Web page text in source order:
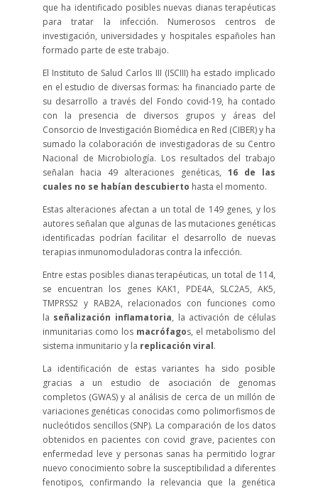
que ha identificado posibles nuevas dianas terapéuticas
para tratar la infección. Numerosos centros de
investigación, universidades y hospitales españoles han
formado parte de este trabajo.
El Instituto de Salud Carlos III (ISCIII) ha estado implicado
en el estudio de diversas formas: ha financiado parte de
su desarrollo a través del Fondo covid-19, ha contado
con la presencia de diversos grupos y áreas del
Consorcio de Investigación Biomédica en Red (CIBER) y ha
sumado la colaboración de investigadoras de su Centro
Nacional de Microbiología. Los resultados del trabajo
señalan hacia 49 alteraciones genéticas, 16 de las
cuales no se habían descubierto hasta el momento.
Estas alteraciones afectan a un total de 149 genes, y los
autores señalan que algunas de las mutaciones genéticas
identificadas podrían facilitar el desarrollo de nuevas
terapias inmunomoduladoras contra la infección.
Entre estas posibles dianas terapéuticas, un total de 114,
se encuentran los genes KAK1, PDE4A, SLC2A5, AK5,
TMPRSS2 y RAB2A, relacionados con funciones como
la señalización inflamatoria, la activación de células
inmunitarias como los macrófagos, el metabolismo del
sistema inmunitario y la replicación viral.
La identificación de estas variantes ha sido posible
gracias a un estudio de asociación de genomas
completos (GWAS) y al análisis de cerca de un millón de
variaciones genéticas conocidas como polimorfismos de
nucleótidos sencillos (SNP). La comparación de los datos
obtenidos en pacientes con covid grave, pacientes con
enfermedad leve y personas sanas ha permitido lograr
nuevo conocimiento sobre la susceptibilidad a diferentes
fenotipos, confirmando la relevancia que la genética